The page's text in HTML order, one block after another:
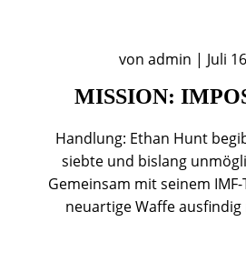
vonadmin | Juli
MISSION:
Handlung: Ethan Hunt
siebte und bislang
Gemeinsam mit seinem
neuartige Waffe